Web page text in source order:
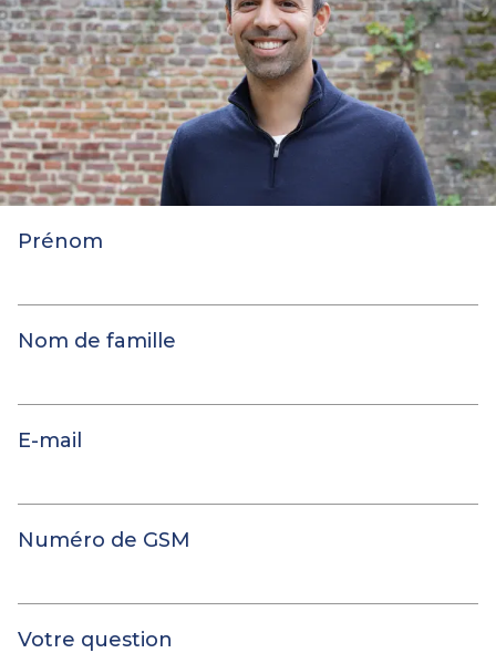
Prénom
Nom de famille
E-mail
Numéro de GSM
Votre question